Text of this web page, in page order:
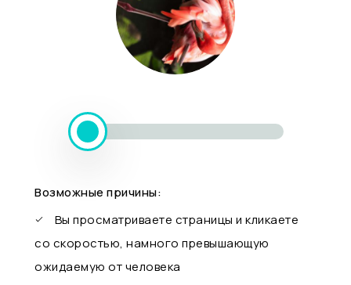
Возможные причины:
Вы просматриваете страницы и кликаете
со скоростью, намного превышающую
ожидаемую от человека